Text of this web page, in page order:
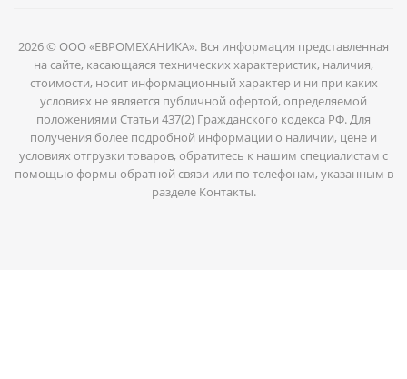
2026 © ООО «ЕВРОМЕХАНИКА». Вся информация представленная
на сайте, касающаяся технических характеристик, наличия,
стоимости, носит информационный характер и ни при каких
условиях не является публичной офертой, определяемой
положениями Статьи 437(2) Гражданского кодекса РФ. Для
получения более подробной информации о наличии, цене и
условиях отгрузки товаров, обратитесь к нашим специалистам с
помощью формы обратной связи или по телефонам, указанным в
разделе Контакты.